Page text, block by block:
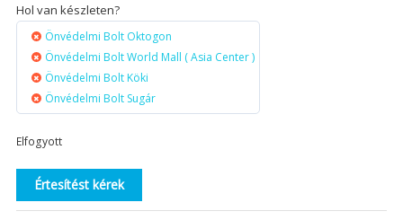
Hol van készleten?
Önvédelmi Bolt Oktogon
Önvédelmi Bolt World Mall ( Asia Center )
Önvédelmi Bolt Köki
Önvédelmi Bolt Sugár
Elfogyott
Értesítést kérek